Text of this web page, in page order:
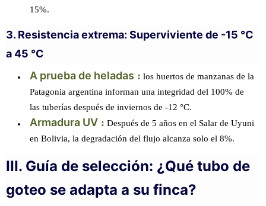
15%.
3. Resistencia extrema: Superviviente de -15 °C
a 45 °C
A prueba de heladas : los huertos de manzanas de la
Patagonia argentina informan una integridad del 100% de
las tuberías después de inviernos de -12 °C.
Armadura UV : Después de 5 años en el Salar de Uyuni
en Bolivia, la degradación del flujo alcanza solo el 8%.
III. Guía de selección: ¿Qué tubo de
goteo se adapta a su finca?